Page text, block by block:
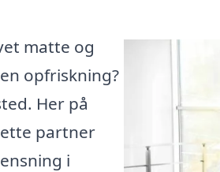
matte og
opfriskning?
Her på
partner
i